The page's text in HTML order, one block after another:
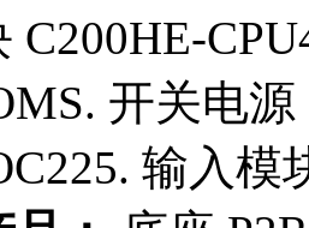
C200HE-
开关电源
输入模